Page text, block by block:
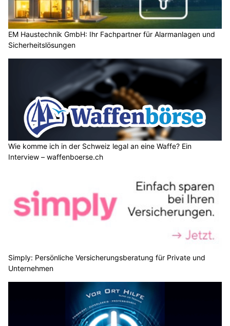
EM Haustechnik GmbH: Ihr Fachpartner für Alarmanlagen und
Sicherheitslösungen
Wie komme ich in der Schweiz legal an eine Waffe? Ein
Interview – waffenboerse.ch
Simply: Persönliche Versicherungsberatung für Private und
Unternehmen